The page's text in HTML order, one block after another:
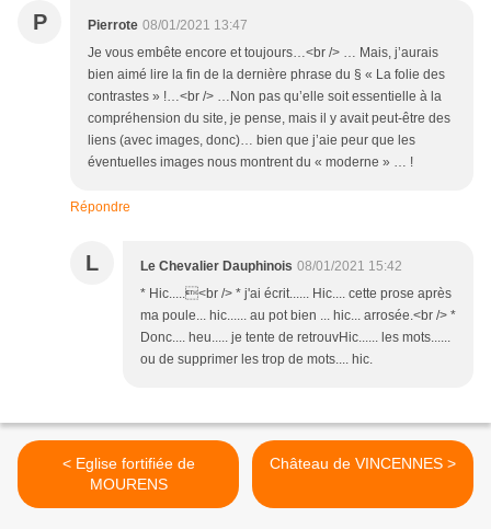
P Pierrote 08/01/2021 13:47
Je vous embête encore et toujours…<br /> … Mais, j’aurais
bien aimé lire la fin de la dernière phrase du § « La folie des
contrastes » !…<br /> …Non pas qu’elle soit essentielle à la
compréhension du site, je pense, mais il y avait peut-être des
liens (avec images, donc)… bien que j’aie peur que les
éventuelles images nous montrent du « moderne » … !
Répondre
L Le Chevalier Dauphinois 08/01/2021 15:42
* Hic.....<br /> * j'ai écrit...... Hic.... cette prose après
ma poule... hic...... au pot bien ... hic... arrosée.<br /> *
Donc.... heu..... je tente de retrouvHic...... les mots......
ou de supprimer les trop de mots.... hic.
< Eglise fortifiée de
MOURENS
Château de VINCENNES >